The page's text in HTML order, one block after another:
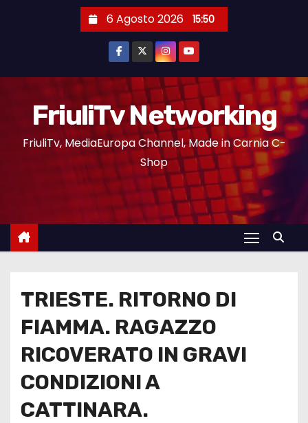
6 Agosto 2026 15:50
FriuliTv Networking
FriuliTv, MediaEuropa Channel, Made in Carnia C-
Shop
TRIESTE. RITORNO DI
FIAMMA. RAGAZZO
RICOVERATO IN GRAVI
CONDIZIONI A
CATTINARA.